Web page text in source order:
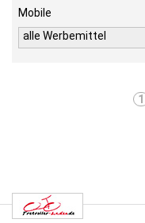
Mobile
alle Werbemittel
1